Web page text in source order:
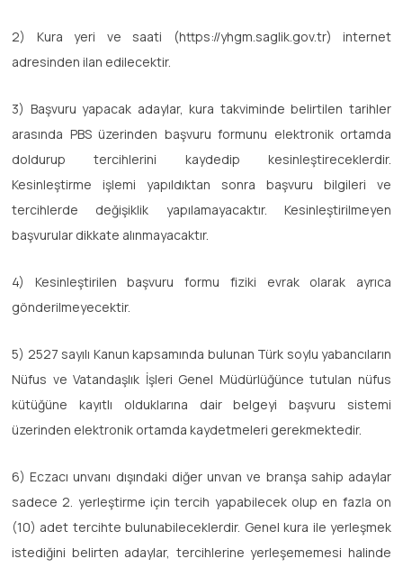
2) Kura yeri ve saati (https://yhgm.saglik.gov.tr) internet
adresinden ilan edilecektir.
3) Başvuru yapacak adaylar, kura takviminde belirtilen tarihler
arasında PBS üzerinden başvuru formunu elektronik ortamda
doldurup tercihlerini kaydedip kesinleştireceklerdir.
Kesinleştirme işlemi yapıldıktan sonra başvuru bilgileri ve
tercihlerde değişiklik yapılamayacaktır. Kesinleştirilmeyen
başvurular dikkate alınmayacaktır.
4) Kesinleştirilen başvuru formu fiziki evrak olarak ayrıca
gönderilmeyecektir.
5) 2527 sayılı Kanun kapsamında bulunan Türk soylu yabancıların
Nüfus ve Vatandaşlık İşleri Genel Müdürlüğünce tutulan nüfus
kütüğüne kayıtlı olduklarına dair belgeyi başvuru sistemi
üzerinden elektronik ortamda kaydetmeleri gerekmektedir.
6) Eczacı unvanı dışındaki diğer unvan ve branşa sahip adaylar
sadece 2. yerleştirme için tercih yapabilecek olup en fazla on
(10) adet tercihte bulunabileceklerdir. Genel kura ile yerleşmek
istediğini belirten adaylar, tercihlerine yerleşememesi halinde